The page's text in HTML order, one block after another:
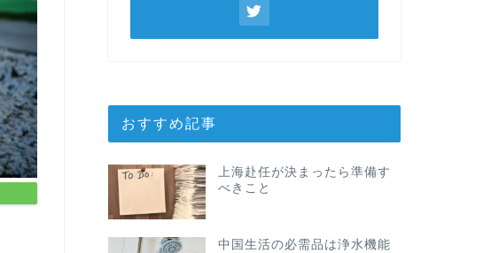
おすすめ記事
上海赴任が決まったら準備す
べきこと
中国生活の必需品は浄水機能